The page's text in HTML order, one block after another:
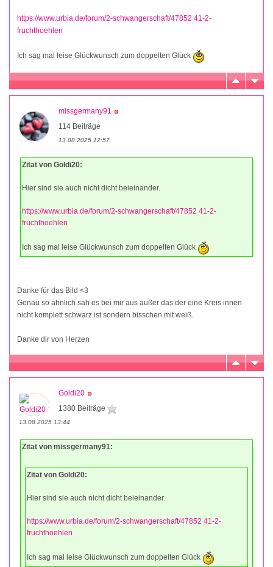
https://www.urbia.de/forum/2-schwangerschaft/47852 41-2-
fruchthoehlen
Ich sag mal leise Glückwunsch zum doppelten Glück
missgermany91
114 Beiträge
13.08.2025 12:57
Zitat von Goldi20:
Hier sind sie auch nicht dicht beieinander.
https://www.urbia.de/forum/2-schwangerschaft/47852 41-2-
fruchthoehlen
Ich sag mal leise Glückwunsch zum doppelten Glück
Danke für das Bild <3
Genau so ähnlich sah es bei mir aus außer das der eine Kreis innen
nicht komplett schwarz ist sondern bisschen mit weiß.
Danke dir von Herzen
Goldi20
1380 Beiträge
13.08.2025 13:44
Zitat von missgermany91:
Zitat von Goldi20:
Hier sind sie auch nicht dicht beieinander.
https://www.urbia.de/forum/2-schwangerschaft/47852 41-2-
fruchthoehlen
Ich sag mal leise Glückwunsch zum doppelten Glück